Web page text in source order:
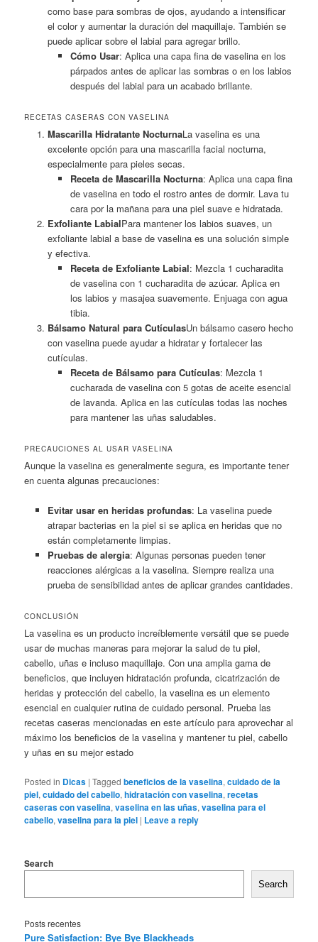
como base para sombras de ojos, ayudando a intensificar
el color y aumentar la duración del maquillaje. También se
puede aplicar sobre el labial para agregar brillo.
Cómo Usar: Aplica una capa fina de vaselina en los
párpados antes de aplicar las sombras o en los labios
después del labial para un acabado brillante.
RECETAS CASERAS CON VASELINA
Mascarilla Hidratante NocturnaLa vaselina es una
excelente opción para una mascarilla facial nocturna,
especialmente para pieles secas.
Receta de Mascarilla Nocturna: Aplica una capa fina
de vaselina en todo el rostro antes de dormir. Lava tu
cara por la mañana para una piel suave e hidratada.
Exfoliante LabialPara mantener los labios suaves, un
exfoliante labial a base de vaselina es una solución simple
y efectiva.
Receta de Exfoliante Labial: Mezcla 1 cucharadita
de vaselina con 1 cucharadita de azúcar. Aplica en
los labios y masajea suavemente. Enjuaga con agua
tibia.
Bálsamo Natural para CutículasUn bálsamo casero hecho
con vaselina puede ayudar a hidratar y fortalecer las
cutículas.
Receta de Bálsamo para Cutículas: Mezcla 1
cucharada de vaselina con 5 gotas de aceite esencial
de lavanda. Aplica en las cutículas todas las noches
para mantener las uñas saludables.
PRECAUCIONES AL USAR VASELINA
Aunque la vaselina es generalmente segura, es importante tener
en cuenta algunas precauciones:
Evitar usar en heridas profundas: La vaselina puede
atrapar bacterias en la piel si se aplica en heridas que no
están completamente limpias.
Pruebas de alergia: Algunas personas pueden tener
reacciones alérgicas a la vaselina. Siempre realiza una
prueba de sensibilidad antes de aplicar grandes cantidades.
CONCLUSIÓN
La vaselina es un producto increíblemente versátil que se puede
usar de muchas maneras para mejorar la salud de tu piel,
cabello, uñas e incluso maquillaje. Con una amplia gama de
beneficios, que incluyen hidratación profunda, cicatrización de
heridas y protección del cabello, la vaselina es un elemento
esencial en cualquier rutina de cuidado personal. Prueba las
recetas caseras mencionadas en este artículo para aprovechar al
máximo los beneficios de la vaselina y mantener tu piel, cabello
y uñas en su mejor estado
Posted in Dicas |Tagged beneficios de la vaselina,cuidado de la
piel,cuidado del cabello,hidratación con vaselina,recetas
caseras con vaselina,vaselina en las uñas,vaselina para el
cabello,vaselina para la piel | Leave a reply
Search
Search
Posts recentes
Pure Satisfaction: Bye Bye Blackheads